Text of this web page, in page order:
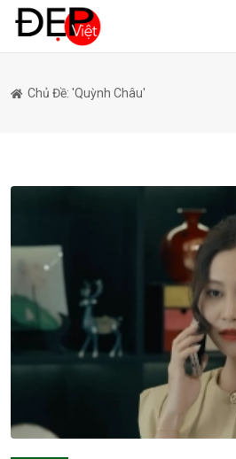
Chủ Đề: 'quỳnh Châu'